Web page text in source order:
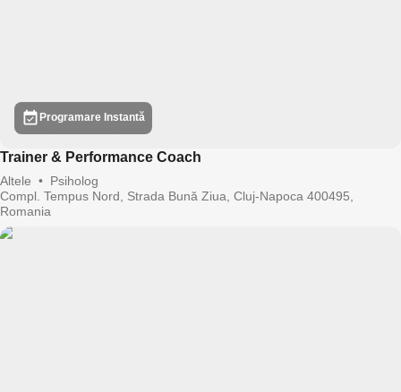
Programare Instantă
Trainer & Performance Coach
Altele • Psiholog
Compl. Tempus Nord, Strada Bună Ziua, Cluj-Napoca 400495,
Romania